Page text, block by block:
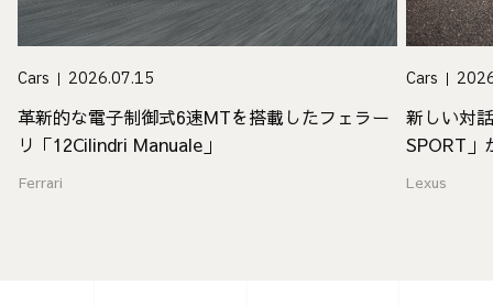
Cars 2026.07.15
革新的な電子制御式6速MTを搭載したフェラー
リ「12Cilindri Manuale」
Ferrari
Cars
新しい対
SPORT」
Lexus